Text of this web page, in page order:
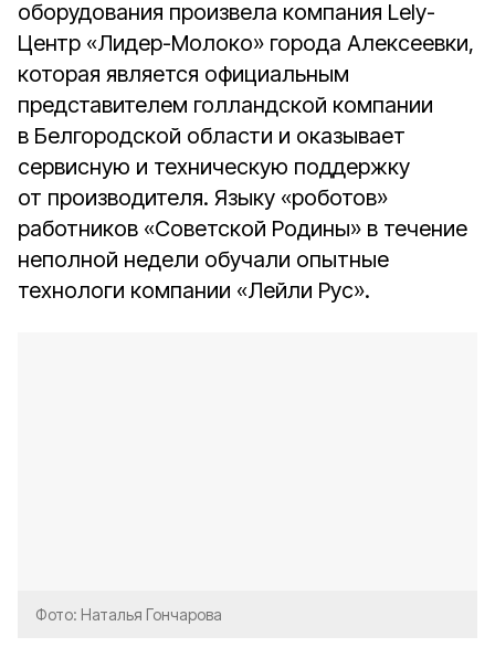
оборудования произвела компания Lely-
Центр «Лидер-Молоко» города Алексеевки,
которая является официальным
представителем голландской компании
в Белгородской области и оказывает
сервисную и техническую поддержку
от производителя. Языку «роботов»
работников «Советской Родины» в течение
неполной недели обучали опытные
технологи компании «Лейли Рус».
Фото: Наталья Гончарова